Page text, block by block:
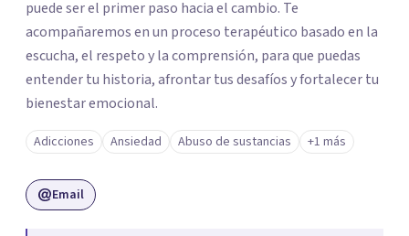
puede ser el primer paso hacia el cambio. Te
acompañaremos en un proceso terapéutico basado en la
escucha, el respeto y la comprensión, para que puedas
entender tu historia, afrontar tus desafíos y fortalecer tu
bienestar emocional.
Adicciones Ansiedad Abuso de sustancias +1 más
Email